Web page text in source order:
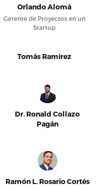
Orlando Alomá
Gerente de Proyectos en un
Startup
Tomás Ramírez
Dr. Ronald Collazo
Pagán
Ramón L. Rosario Cortés